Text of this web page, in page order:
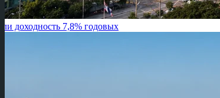
доходность 7,8% годовых